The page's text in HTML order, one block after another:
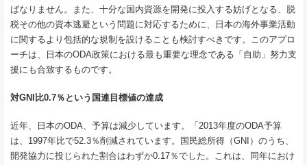
ばなりません。また、十分な国内資源を開発に投入する妨げとなる、脱
税その他の資本逃避という問題に対応するために、日本の海外事業活動
に関するより包括的な規制を設けることも検討すべきです。このアプロ
ーチは、日本のODA政策における最も重要な理念である「自助」努力支
援にも合致するものです。
対GNI比0.7％という国連目標値の達成
近年、日本のODA、予算は減少しています。「2013年度のODA予算
は、1997年比で52.3％削減されています。国民総所得（GNI）のうち、
開発協力に投じられた割合はわずか0.17％でした。これは、同年におけ